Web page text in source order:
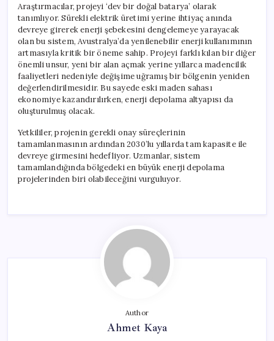
Araştırmacılar, projeyi ‘dev bir doğal batarya’ olarak
tanımlıyor. Sürekli elektrik üretimi yerine ihtiyaç anında
devreye girerek enerji şebekesini dengelemeye yarayacak
olan bu sistem, Avustralya’da yenilenebilir enerji kullanımının
artmasıyla kritik bir öneme sahip. Projeyi farklı kılan bir diğer
önemli unsur, yeni bir alan açmak yerine yıllarca madencilik
faaliyetleri nedeniyle değişime uğramış bir bölgenin yeniden
değerlendirilmesidir. Bu sayede eski maden sahası
ekonomiye kazandırılırken, enerji depolama altyapısı da
oluşturulmuş olacak.
Yetkililer, projenin gerekli onay süreçlerinin
tamamlanmasının ardından 2030’lu yıllarda tam kapasite ile
devreye girmesini hedefliyor. Uzmanlar, sistem
tamamlandığında bölgedeki en büyük enerji depolama
projelerinden biri olabileceğini vurguluyor.
Author
Ahmet Kaya